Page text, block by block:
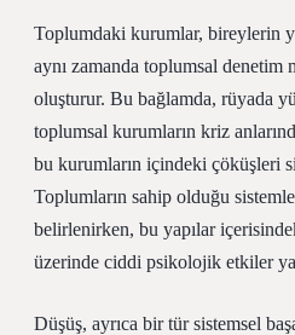
Toplumdaki kurumlar, bireylerin
aynı zamanda toplumsal denetim
oluşturur. Bu bağlamda, rüyada
toplumsal kurumların kriz
bu kurumların içindeki çöküşleri
Toplumların sahip olduğu
belirlenirken, bu yapılar
üzerinde ciddi psikolojik etkiler
Düşüş, ayrıca bir tür sistemsel